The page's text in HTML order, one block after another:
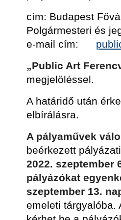
cím: Budapest
Polgármesteri és
e-mail cím:
„Public Art
megjelöléssel.
A határidő után
elbírálásra.
A pályaművek
beérkezett
2022. szeptember
pályázókat
szeptember 13.
emeleti tárgyalóba.